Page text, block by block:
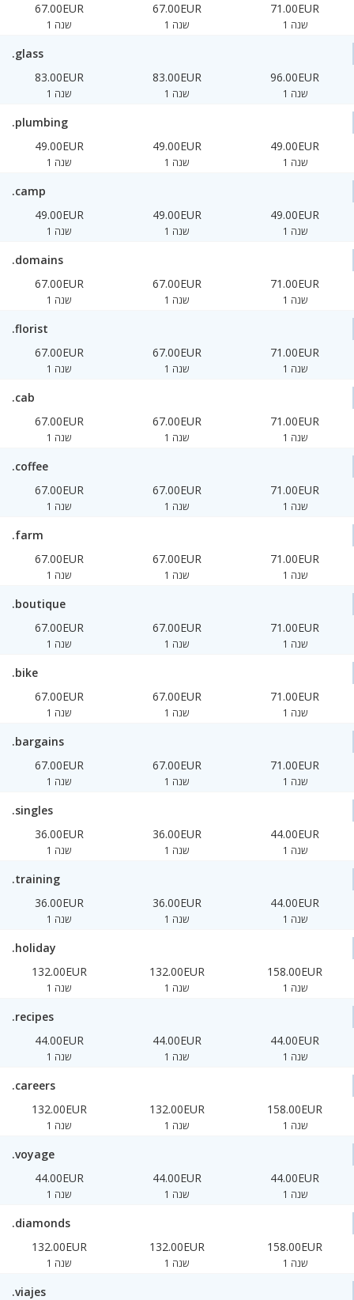
67.00EUR
1 שנה
67.00EUR
1 שנה
71.00EUR
1 שנה
.glass
83.00EUR
1 שנה
83.00EUR
1 שנה
96.00EUR
1 שנה
.plumbing
49.00EUR
1 שנה
49.00EUR
1 שנה
49.00EUR
1 שנה
.camp
49.00EUR
1 שנה
49.00EUR
1 שנה
49.00EUR
1 שנה
.domains
67.00EUR
1 שנה
67.00EUR
1 שנה
71.00EUR
1 שנה
.florist
67.00EUR
1 שנה
67.00EUR
1 שנה
71.00EUR
1 שנה
.cab
67.00EUR
1 שנה
67.00EUR
1 שנה
71.00EUR
1 שנה
.coffee
67.00EUR
1 שנה
67.00EUR
1 שנה
71.00EUR
1 שנה
.farm
67.00EUR
1 שנה
67.00EUR
1 שנה
71.00EUR
1 שנה
.boutique
67.00EUR
1 שנה
67.00EUR
1 שנה
71.00EUR
1 שנה
.bike
67.00EUR
1 שנה
67.00EUR
1 שנה
71.00EUR
1 שנה
.bargains
67.00EUR
1 שנה
67.00EUR
1 שנה
71.00EUR
1 שנה
.singles
36.00EUR
1 שנה
36.00EUR
1 שנה
44.00EUR
1 שנה
.training
36.00EUR
1 שנה
36.00EUR
1 שנה
44.00EUR
1 שנה
.holiday
132.00EUR
1 שנה
132.00EUR
1 שנה
158.00EUR
1 שנה
.recipes
44.00EUR
1 שנה
44.00EUR
1 שנה
44.00EUR
1 שנה
.careers
132.00EUR
1 שנה
132.00EUR
1 שנה
158.00EUR
1 שנה
.voyage
44.00EUR
1 שנה
44.00EUR
1 שנה
44.00EUR
1 שנה
.diamonds
132.00EUR
1 שנה
132.00EUR
1 שנה
158.00EUR
1 שנה
.viajes